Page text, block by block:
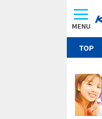
MENU
TOP